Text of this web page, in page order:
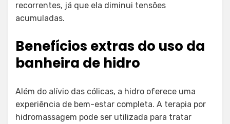
recorrentes, já que ela diminui tensões
acumuladas.
Benefícios extras do uso da
banheira de hidro
Além do alívio das cólicas, a hidro oferece uma
experiência de bem-estar completa. A terapia por
hidromassagem pode ser utilizada para tratar